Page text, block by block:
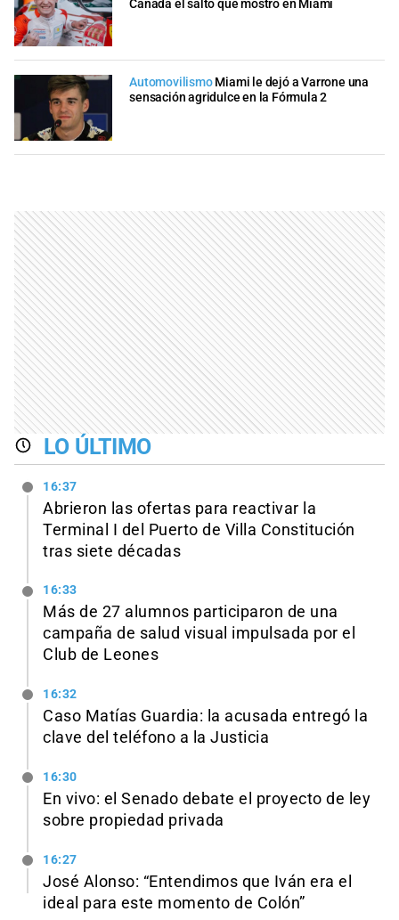
Canadá el salto que mostró en Miami
AutomovilismoMiami le dejó a Varrone una
sensación agridulce en la Fórmula 2
LO ÚLTIMO
16:37
Abrieron las ofertas para reactivar la
Terminal I del Puerto de Villa Constitución
tras siete décadas
16:33
Más de 27 alumnos participaron de una
campaña de salud visual impulsada por el
Club de Leones
16:32
Caso Matías Guardia: la acusada entregó la
clave del teléfono a la Justicia
16:30
En vivo: el Senado debate el proyecto de ley
sobre propiedad privada
16:27
José Alonso: “Entendimos que Iván era el
ideal para este momento de Colón”